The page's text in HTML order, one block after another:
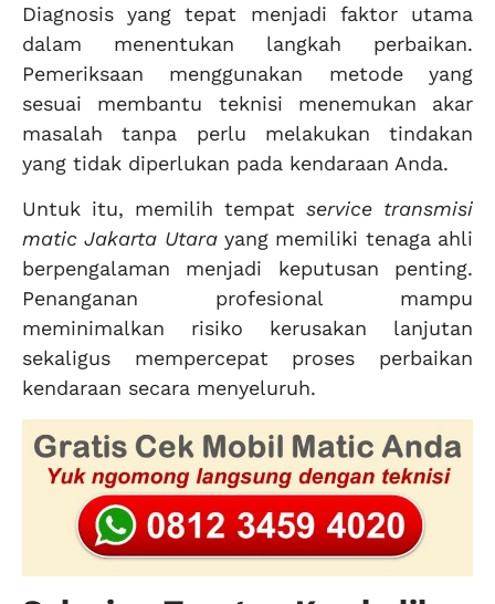
Diagnosis yang tepat menjadi faktor utama
dalam menentukan langkah perbaikan.
Pemeriksaan menggunakan metode yang
sesuai membantu teknisi menemukan akar
masalah tanpa perlu melakukan tindakan
yang tidak diperlukan pada kendaraan Anda.
Untuk itu, memilih tempat service transmisi
matic Jakarta Utarayang memiliki tenaga ahli
berpengalaman menjadi keputusan penting.
Penanganan profesional mampu
meminimalkan risiko kerusakan lanjutan
sekaligus mempercepat proses perbaikan
kendaraan secara menyeluruh.